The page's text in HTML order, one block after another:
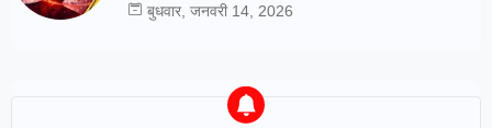
बुधवार, जनवरी 14, 2026